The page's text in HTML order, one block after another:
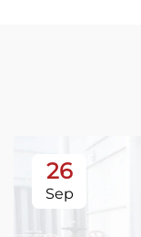
26
Sep